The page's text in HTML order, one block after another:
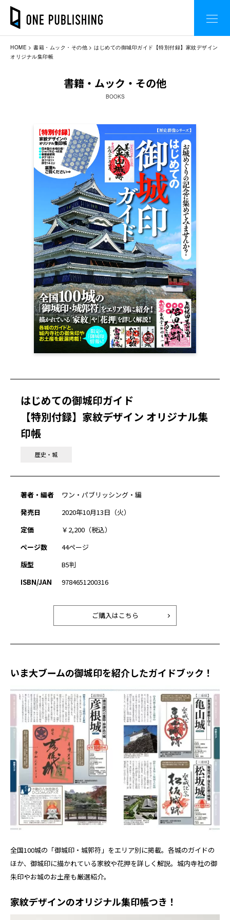
HOME 書籍・ムック・その他
はじめての御城印ガイド【特別付録】家紋デザイン
オリジナル集印帳
書籍・ムック・その他
BOOKS
はじめての御城印ガイド
【特別付録】家紋デザイン オリジナル集
印帳
歴史・城
著者・編者
ワン・パブリッシング・編
発売日
2020年10月13日（火）
定価
￥2,200（税込）
ページ数
44ページ
版型
B5判
ISBN/JAN
9784651200316
ご購入はこちら
いま大ブームの御城印を紹介したガイドブック！
全国100城の「御城印・城郭符」をエリア別に掲載。各城のガイドの
ほか、御城印に描かれている家紋や花押を詳しく解説。城内寺社の御
朱印やお城のお土産も厳選紹介。
家紋デザインのオリジナル集印帳つき！